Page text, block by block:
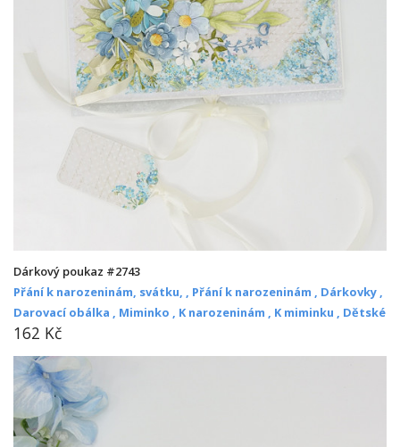
Dárkový poukaz #2743
Přání k narozeninám, svátku, , Přání k narozeninám , Dárkovky ,
Darovací obálka , Miminko , K narozeninám , K miminku , Dětské
162 Kč